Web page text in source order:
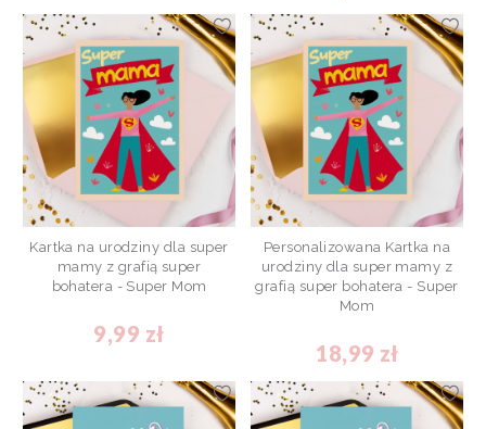
Kartka na urodziny dla super
mamy z grafią super
bohatera - Super Mom
9,99 zł
Personalizowana Kartka na
urodziny dla super mamy z
grafią super bohatera - Super
Mom
18,99 zł